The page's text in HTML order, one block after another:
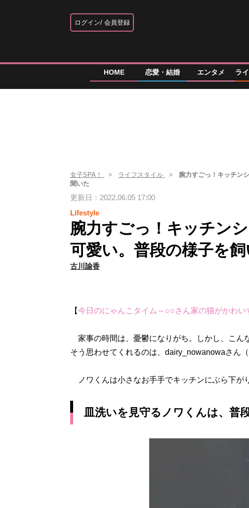
ログイン 会員登録
HOME 恋愛・結婚 エンタメ ラ
女子SPA！ ライフスタイル
腕力すごっ！キッチン
聞いた
更新日：2022.06.05 17:00
Lifestyle
腕力すごっ！キッチン
可愛い。普段の様子を
古川諭香
【今日のにゃんこタイム～○○さん家の猫がかわい
家事の時間は、憂鬱になりがち。しかし、こ
そう思わせてくれるのは、dairy_nowanowaさん（
ノワくんは小さなお手手でキッチンにぶら下が
皿洗いを見守るノワくんは、普